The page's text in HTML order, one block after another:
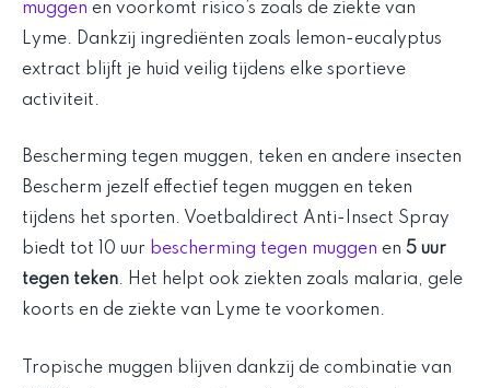
muggen en voorkomt risico’s zoals de ziekte van
Lyme. Dankzij ingrediënten zoals lemon-eucalyptus
extract blijft je huid veilig tijdens elke sportieve
activiteit.
Bescherming tegen muggen, teken en andere insecten
Bescherm jezelf effectief tegen muggen en teken
tijdens het sporten. Voetbaldirect Anti-Insect Spray
biedt tot 10 uur bescherming tegen muggen en 5 uur
tegen teken. Het helpt ook ziekten zoals malaria, gele
koorts en de ziekte van Lyme te voorkomen.
Tropische muggen blijven dankzij de combinatie van